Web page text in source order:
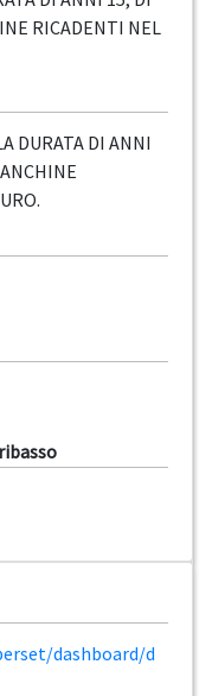
RICADENTI NEL
DURATA DI ANNI
dashboard/d